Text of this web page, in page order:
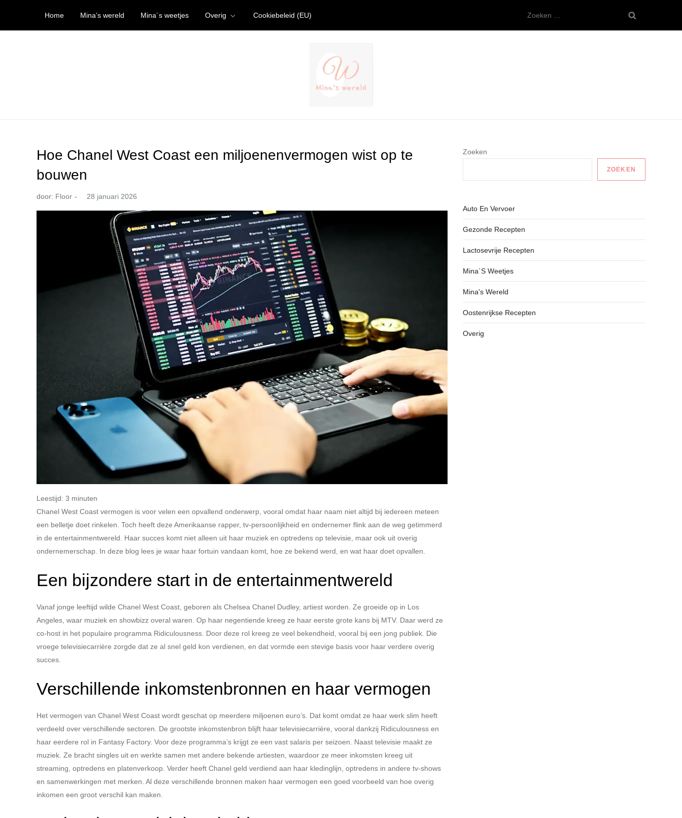
de
Home Mina’s wereld Mina´s weetjes Overig Cookiebeleid (EU)
naar:
Hoe Chanel West Coast een miljoenenvermogen wist op te
bouwen
door: Floor
Leestijd: 3 minuten
Chanel West Coast vermogen is voor velen een opvallend onderwerp, vooral omdat haar naam niet altijd bij iedereen meteen
een belletje doet rinkelen. Toch heeft deze Amerikaanse rapper, tv-persoonlijkheid en ondernemer flink aan de weg getimmerd
in de entertainmentwereld. Haar succes komt niet alleen uit haar muziek en optredens op televisie, maar ook uit overig
ondernemerschap. In deze blog lees je waar haar fortuin vandaan komt, hoe ze bekend werd, en wat haar doet opvallen.
Een bijzondere start in de entertainmentwereld
Vanaf jonge leeftijd wilde Chanel West Coast, geboren als Chelsea Chanel Dudley, artiest worden. Ze groeide op in Los
Angeles, waar muziek en showbizz overal waren. Op haar negentiende kreeg ze haar eerste grote kans bij MTV. Daar werd ze
co-host in het populaire programma Ridiculousness. Door deze rol kreeg ze veel bekendheid, vooral bij een jong publiek. Die
vroege televisiecarrière zorgde dat ze al snel geld kon verdienen, en dat vormde een stevige basis voor haar verdere overig
succes.
Verschillende inkomstenbronnen en haar vermogen
Het vermogen van Chanel West Coast wordt geschat op meerdere miljoenen euro’s. Dat komt omdat ze haar werk slim heeft
verdeeld over verschillende sectoren. De grootste inkomstenbron blijft haar televisiecarrière, vooral dankzij Ridiculousness en
haar eerdere rol in Fantasy Factory. Voor deze programma’s krijgt ze een vast salaris per seizoen. Naast televisie maakt ze
muziek. Ze bracht singles uit en werkte samen met andere bekende artiesten, waardoor ze meer inkomsten kreeg uit
streaming, optredens en platenverkoop. Verder heeft Chanel geld verdiend aan haar kledinglijn, optredens in andere tv-shows
en samenwerkingen met merken. Al deze verschillende bronnen maken haar vermogen een goed voorbeeld van hoe overig
inkomen een groot verschil kan maken.
Zoeken
ZOEKEN
Auto En Vervoer
Gezonde Recepten
Lactosevrije Recepten
Mina´s Weetjes
Mina's Wereld
Oostenrijkse Recepten
Overig